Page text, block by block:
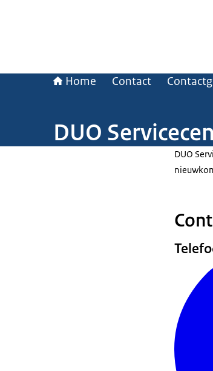
Home Contact
DUO
DUO